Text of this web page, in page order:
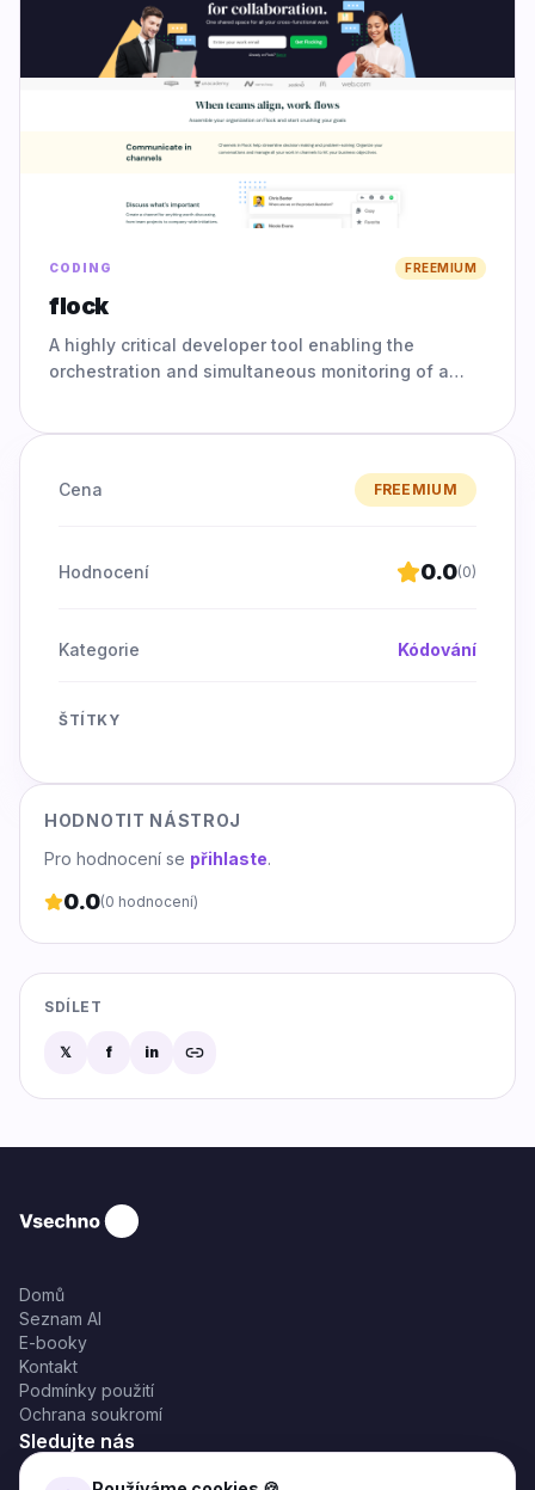
CODING FREEMIUM
flock
A highly critical developer tool enabling the
orchestration and simultaneous monitoring of a
Cena FREEMIUM
Hodnocení 0.0(0)
Kategorie Kódování
ŠTÍTKY
HODNOTIT NÁSTROJ
Pro hodnocení se přihlaste.
0.0(0 hodnocení)
SDÍLET
𝕏 f in
Domů
Seznam AI
E-booky
Kontakt
Podmínky použití
Ochrana soukromí
Sledujte nás